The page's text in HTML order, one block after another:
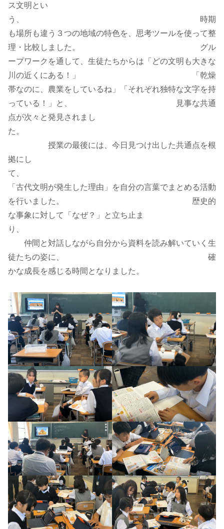
ス文明とい
う、 時期
も場所も違う３つの地域の特色を、思考ツールを使って整
理・比較しました。 グル
ープワークを通して、生徒たちからは「どの文明も大きな
川の近くにある！」 「乾燥
帯なのに、農業をしているね」「それぞれ独特な文字を持
っている！」と、 見事な共通
点が次々と発見されまし
た。
授業の最後には、今日見つけ出した共通点を根
拠にし
て、
「古代文明が発生した理由」を自分の言葉でまとめる活動
を行いました。 歴史的
な事象に対して「なぜ？」と立ち止ま
り、
仲間と対話しながら自分から資料を読み解いていく生
徒たちの姿に、 確
かな成長を感じる時間となりました。